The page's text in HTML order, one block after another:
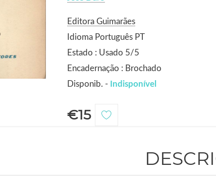
Editora Guimarães
Idioma Português PT
Estado : Usado 5/5
Encadernação : Brochado
Disponib. - Indisponível
€15